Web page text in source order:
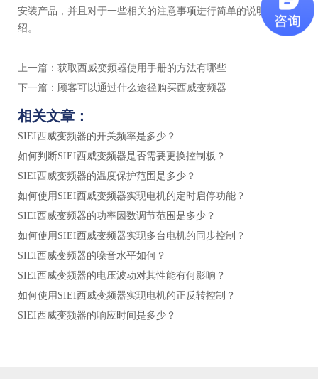
安装产品，并且对于一些相关的注意事项进行简单的说明和介
绍。
上一篇： 获取西威变频器使用手册的方法有哪些
下一篇： 顾客可以通过什么途径购买西威变频器
相关文章：
SIEI西威变频器的开关频率是多少？
如何判断SIEI西威变频器是否需要更换控制板？
SIEI西威变频器的温度保护范围是多少？
如何使用SIEI西威变频器实现电机的定时启停功能？
SIEI西威变频器的功率因数调节范围是多少？
如何使用SIEI西威变频器实现多台电机的同步控制？
SIEI西威变频器的噪音水平如何？
SIEI西威变频器的电压波动对其性能有何影响？
如何使用SIEI西威变频器实现电机的正反转控制？
SIEI西威变频器的响应时间是多少？